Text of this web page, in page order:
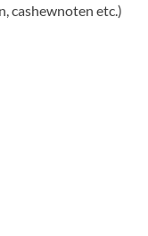
cashewnoten etc.)